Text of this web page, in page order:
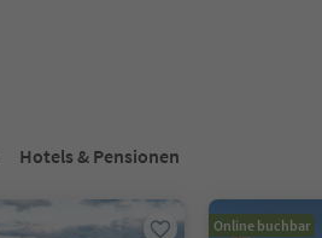
Hotels & Pensionen
Online buchbar